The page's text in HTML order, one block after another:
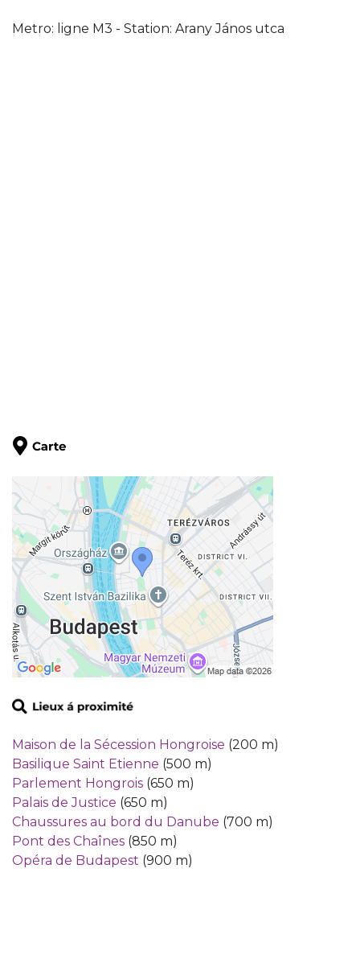
Metro: ligne M3 - Station: Arany János utca
Maison de la Sécession Hongroise (200 m)
Basilique Saint Etienne (500 m)
Parlement Hongrois (650 m)
Palais de Justice (650 m)
Chaussures au bord du Danube (700 m)
Pont des Chaînes (850 m)
Opéra de Budapest (900 m)